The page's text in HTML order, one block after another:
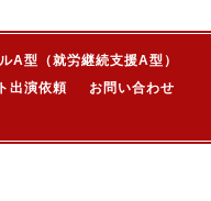
A型（就労継続支援A型）
出演依頼
お問い合わせ